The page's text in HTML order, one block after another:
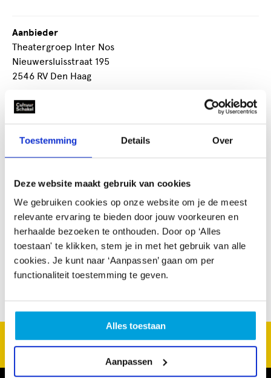
Toestemming Details Over
Deze website maakt gebruik van cookies
We gebruiken cookies op onze website om je de meest
relevante ervaring te bieden door jouw voorkeuren en
herhaalde bezoeken te onthouden. Door op ‘Alles
toestaan' te klikken, stem je in met het gebruik van alle
cookies. Je kunt naar ‘Aanpassen’ gaan om per
functionaliteit toestemming te geven.
Alles toestaan
Aanpassen
toneelvereniging
Welkom bij Inter Nos, de gezelligste
amateurtheatergroep van Den Haag. Gezelligheid én
goede voorstellingen, daar gaan we voor! Wij repeteren
elke woensdagavond in de zaal van de Jasmijnvereniging
in de 2e Braamstraat 11.
Aanbieder
Theatergroep Inter Nos
Nieuwersluisstraat 195
2546 RV Den Haag
Ooievaarskorting
CultuurSchakel brengt je verder in kunst en cultuur in
Den Haag